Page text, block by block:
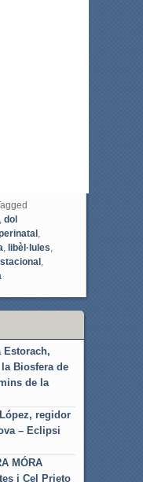
dol
,
, libèl·lules,
,
Estorach,
Biosfera de
de la
regidor
– Eclipsi
MÓRA
i Cel Prieto